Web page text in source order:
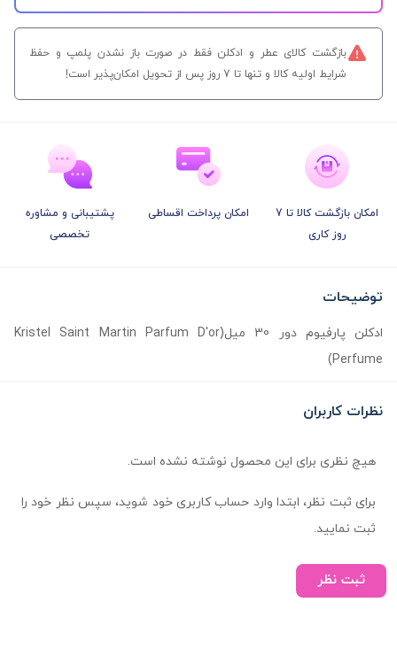
بازگشت کالای عطر و ادکلن فقط در صورت باز نشدن پلمپ و حفظ
شرایط اولیه کالا و تنها تا 7 روز پس از تحویل امکان‌پذیر است!
امکان بازگشت کالا تا 7
روز کاری
امکان پرداخت اقساطی
پشتیبانی و مشاوره
تخصصی
توضیحات
ادکلن پارفیوم دور 30 میل(Kristel Saint Martin Parfum D'or
Perfume)
نظرات کاربران
هیچ نظری برای این محصول نوشته نشده است.
برای ثبت نظر، ابتدا وارد حساب کاربری خود شوید، سپس نظر خود را
ثبت نمایید.
ثبت نظر